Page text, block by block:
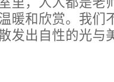
暖和欣赏。我们
发出自性的光与